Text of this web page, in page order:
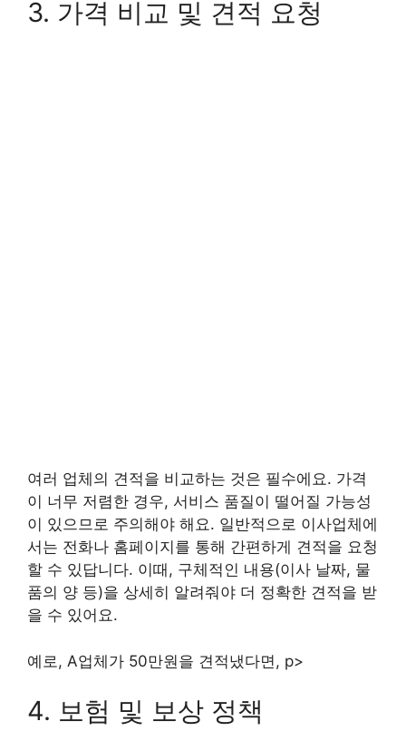
3. 가격 비교 및 견적 요청
여러 업체의 견적을 비교하는 것은 필수에요. 가격
이 너무 저렴한 경우, 서비스 품질이 떨어질 가능성
이 있으므로 주의해야 해요. 일반적으로 이사업체에
서는 전화나 홈페이지를 통해 간편하게 견적을 요청
할 수 있답니다. 이때, 구체적인 내용(이사 날짜, 물
품의 양 등)을 상세히 알려줘야 더 정확한 견적을 받
을 수 있어요.
예로, A업체가 50만원을 견적냈다면, p>
4. 보험 및 보상 정책